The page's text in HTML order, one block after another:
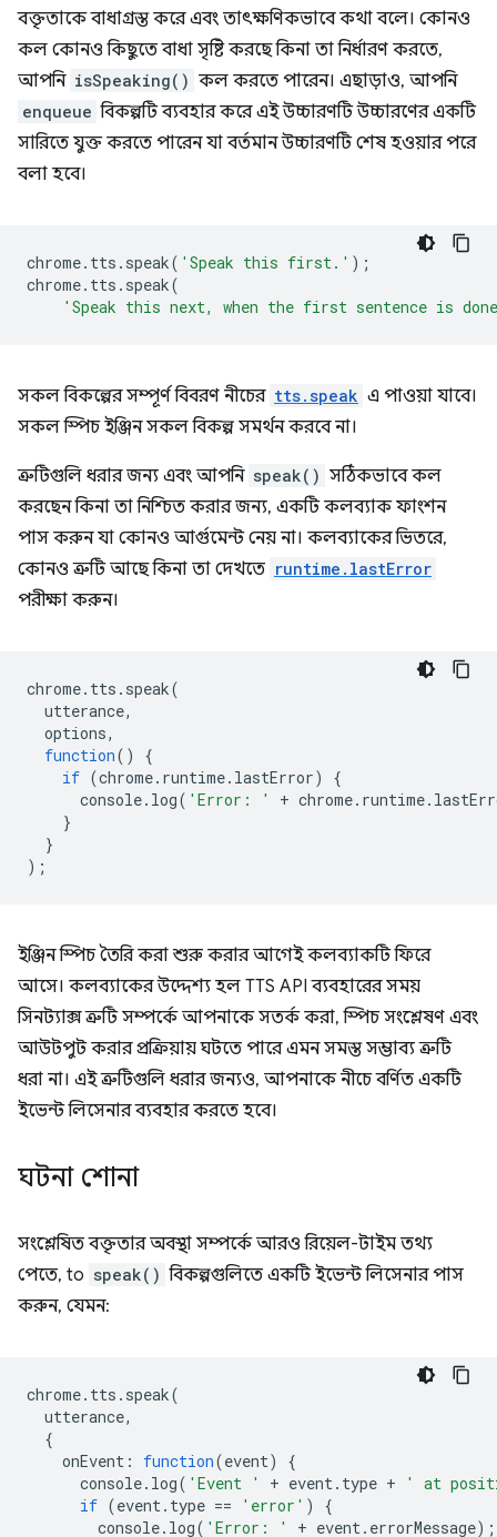
বক্তৃতাকে বাধাগ্রস্ত করে এবং তাৎক্ষণিকভাবে কথা বলে। কোনও
কল কোনও কিছুতে বাধা সৃষ্টি করছে কিনা তা নির্ধারণ করতে,
আপনি isSpeaking() কল করতে পারেন। এছাড়াও, আপনি
enqueue বিকল্পটি ব্যবহার করে এই উচ্চারণটি উচ্চারণের একটি
সারিতে যুক্ত করতে পারেন যা বর্তমান উচ্চারণটি শেষ হওয়ার পরে
বলা হবে।
chrome. tts . speak( 'Speak this first.' );
chrome. tts . speak(
'Speak this next, when the first sentence is
সকল বিকল্পের সম্পূর্ণ বিবরণ নীচের tts.speak এ পাওয়া যাবে।
সকল স্পিচ ইঞ্জিন সকল বিকল্প সমর্থন করবে না।
ত্রুটিগুলি ধরার জন্য এবং আপনি speak() সঠিকভাবে কল
করছেন কিনা তা নিশ্চিত করার জন্য, একটি কলব্যাক ফাংশন
পাস করুন যা কোনও আর্গুমেন্ট নেয় না। কলব্যাকের ভিতরে,
কোনও ত্রুটি আছে কিনা তা দেখতে runtime.lastError
পরীক্ষা করুন।
chrome. tts . speak(
utterance,
options,
function()
{
if (chrome. runtime. lastError)
{
console. log( 'Error: ' + chrome. runtime.
}
}
);
ইঞ্জিন স্পিচ তৈরি করা শুরু করার আগেই কলব্যাকটি ফিরে
আসে। কলব্যাকের উদ্দেশ্য হল TTS API ব্যবহারের সময়
সিনট্যাক্স ত্রুটি সম্পর্কে আপনাকে সতর্ক করা, স্পিচ সংশ্লেষণ এবং
আউটপুট করার প্রক্রিয়ায় ঘটতে পারে এমন সমস্ত সম্ভাব্য ত্রুটি
ধরা না। এই ত্রুটিগুলি ধরার জন্যও, আপনাকে নীচে বর্ণিত একটি
ইভেন্ট লিসেনার ব্যবহার করতে হবে।
ঘটনা শোনা
সংশ্লেষিত বক্তৃতার অবস্থা সম্পর্কে আরও রিয়েল-টাইম তথ্য
পেতে, to speak() বিকল্পগুলিতে একটি ইভেন্ট লিসেনার পাস
করুন, যেমন:
chrome. tts . speak(
utterance,
{
onEvent : function(event)
{
console. log( 'Event ' + event. type +
' at
if (event. type == 'error' )
{
console. log( 'Error: ' + event. errorMessage);